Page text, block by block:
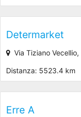
Determarket
Via Tiziano Vecellio,
Distanza: 5523.4 km
Erre A